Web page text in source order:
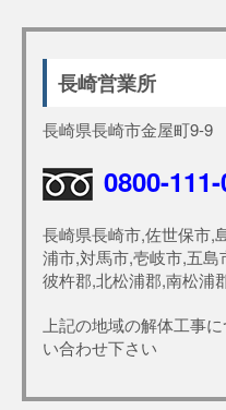
長崎営業所
長崎県長崎市金屋町9-9
0800-
長崎県長崎市,佐世保市,
浦市,対馬市,壱岐市,五
彼杵郡,北松浦郡,南松浦
上記の地域の解体工事
い合わせ下さい